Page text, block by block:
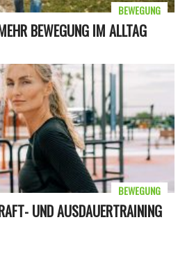
BEWEGUNG IM ALLTAG
BEWEGUNG
UND AUSDAUERTRAINING
BEWEGUNG